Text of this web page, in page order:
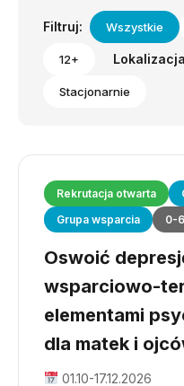
Filtruj: Wszystkie
12+
Stacjonarnie
Rekrutacja otwarta
Grupa wsparcia
0-
Oswoić
wsparciowo-
elementami
dla matek i
01.10-17.12.2026